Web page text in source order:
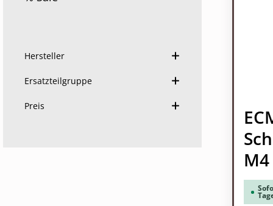
Hersteller
Ersatzteilgruppe
Preis